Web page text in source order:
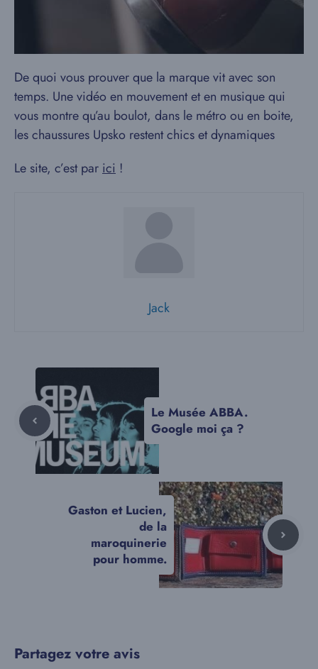
De quoi vous prouver que la marque vit avec son
temps. Une vidéo en mouvement et en musique qui
vous montre qu’au boulot, dans le métro ou en boite,
les chaussures Upsko restent chics et dynamiques
Le site, c’est parici !
Jack
Le Musée ABBA.
Google moi ça ?
Gaston et Lucien,
de la
maroquinerie
pour homme.
Partagez votre avis